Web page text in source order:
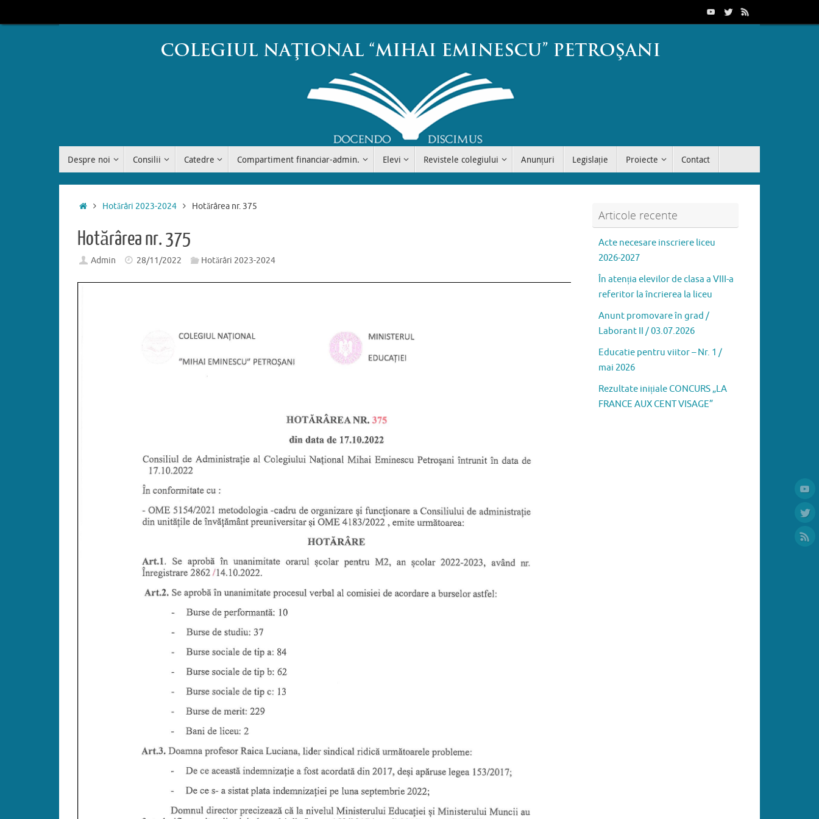
la
Despre noi Consilii Catedre Compartiment financiar-admin. Elevi Revistele colegiului Anunțuri Legislație Proiecte Contact
PrimaHotărâri 2023-2024 Hotărârea nr. 375
Hotărârea nr. 375
Admin 28/11/2022 Hotărâri 2023-2024
Articole recente
Acte necesare inscriere liceu
2026-2027
În atenția elevilor de clasa a VIII-a
referitor la încrierea la liceu
Anunt promovare în grad /
Laborant II / 03.07.2026
Educatie pentru viitor – Nr. 1 /
mai 2026
Rezultate inițiale CONCURS „LA
FRANCE AUX CENT VISAGE”